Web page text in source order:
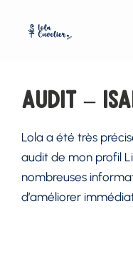
Audit –
Lola a été très
audit de mon profil
nombreuses
d’améliorer